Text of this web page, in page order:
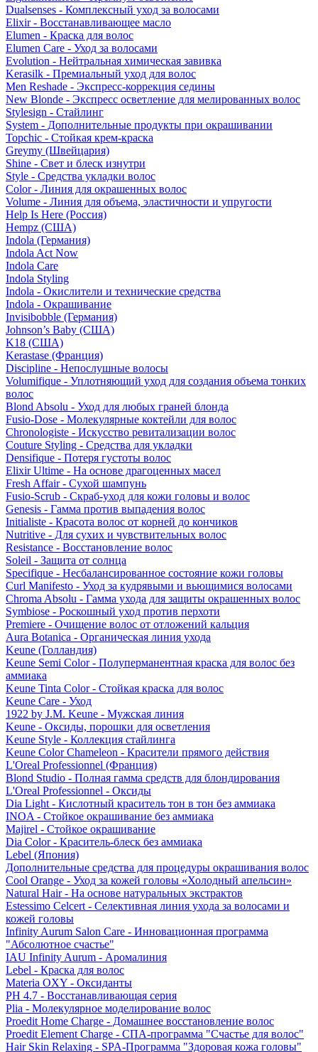
Dualsenses - Комплексный уход за волосами
Elixir - Восстанавливающее масло
Elumen - Краска для волос
Elumen Care - Уход за волосами
Evolution - Нейтральная химическая завивка
Kerasilk - Премиальный уход для волос
Men Reshade - Экспресс-коррекция седины
New Blonde - Экспресс осветление для мелированных волос
Stylesign - Стайлинг
System - Дополнительные продукты при окрашивании
Topchic - Стойкая крем-краска
Greymy (Швейцария)
Shine - Свет и блеск изнутри
Style - Средства укладки волос
Color - Линия для окрашенных волос
Volume - Линия для объема, эластичности и упругости
Help Is Here (Россия)
Hempz (США)
Indola (Германия)
Indola Act Now
Indola Care
Indola Styling
Indola - Окислители и технические средства
Indola - Окрашивание
Invisibobble (Германия)
Johnson’s Baby (США)
K18 (США)
Kerastase (Франция)
Discipline - Непослушные волосы
Volumifique - Уплотняющий уход для создания объема тонких
волос
Blond Absolu - Уход для любых граней блонда
Fusio-Dose - Молекулярные коктейли для волос
Chronologiste - Искусство ревитализации волос
Couture Styling - Средства для укладки
Densifique - Потеря густоты волос
Elixir Ultime - На основе драгоценных масел
Fresh Affair - Сухой шампунь
Fusio-Scrub - Скраб-уход для кожи головы и волос
Genesis - Гамма против выпадения волос
Initialiste - Красота волос от корней до кончиков
Nutritive - Для сухих и чувствительных волос
Resistance - Восстановление волос
Soleil - Защита от солнца
Specifique - Несбалансированное состояние кожи головы
Curl Manifesto - Уход за кудрявыми и вьющимися волосами
Chroma Absolu - Гамма ухода для защиты окрашенных волос
Symbiose - Роскошный уход против перхоти
Premiere - Очищение волос от отложений кальция
Aura Botanica - Органическая линия ухода
Keune (Голландия)
Keune Semi Color - Полуперманентная краска для волос без
аммиака
Keune Tinta Color - Стойкая краска для волос
Keune Care - Уход
1922 by J.M. Keune - Мужская линия
Keune - Оксиды, порошки для осветления
Keune Style - Коллекция стайлинга
Keune Color Chameleon - Красители прямого действия
L'Oreal Professionnel (Франция)
Blond Studio - Полная гамма средств для блондирования
L'Oreal Professionnel - Оксиды
Dia Light - Кислотный краситель тон в тон без аммиака
INOA - Стойкое окрашивание без аммиака
Majirel - Стойкое окрашивание
Dia Color - Краситель-блеск без аммиака
Lebel (Япония)
Дополнительные средства для процедуры окрашивания волос
Cool Orange - Уход за кожей головы «Холодный апельсин»
Natural Hair - На основе натуральных экстрактов
Estessimo Celcert - Селективная линия ухода за волосами и
кожей головы
Infinity Aurum Salon Care - Инновационная программа
"Абсолютное счастье"
IAU Infinity Aurum - Аромалиния
Lebel - Краска для волос
Materia OXY - Оксиданты
PH 4.7 - Восстанавливающая серия
Plia - Молекулярное моделирование волос
Proedit Home Charge - Домашнее восстановление волос
Proedit Element Charge - СПА-программа "Счастье для волос"
Hair Skin Relaxing - SPA-Программа "Здоровая кожа головы"